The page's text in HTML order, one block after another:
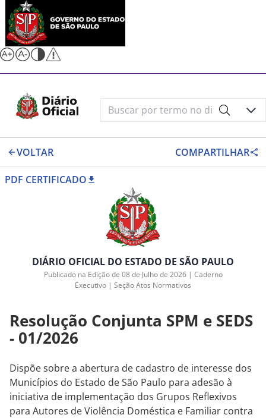
VOLTAR COMPARTILHAR
PDF CERTIFICADO
DIÁRIO OFICIAL DO ESTADO DE SÃO PAULO
Publicado na Edição de 08 de Julho de 2026 | Caderno
Executivo | Seção Atos Normativos
Resolução Conjunta SPM e SEDS
- 01/2026
Dispõe sobre a abertura de cadastro de interesse dos
Municípios do Estado de São Paulo para adesão à
iniciativa de implementação dos Grupos Reflexivos
para Autores de Violência Doméstica e Familiar contra